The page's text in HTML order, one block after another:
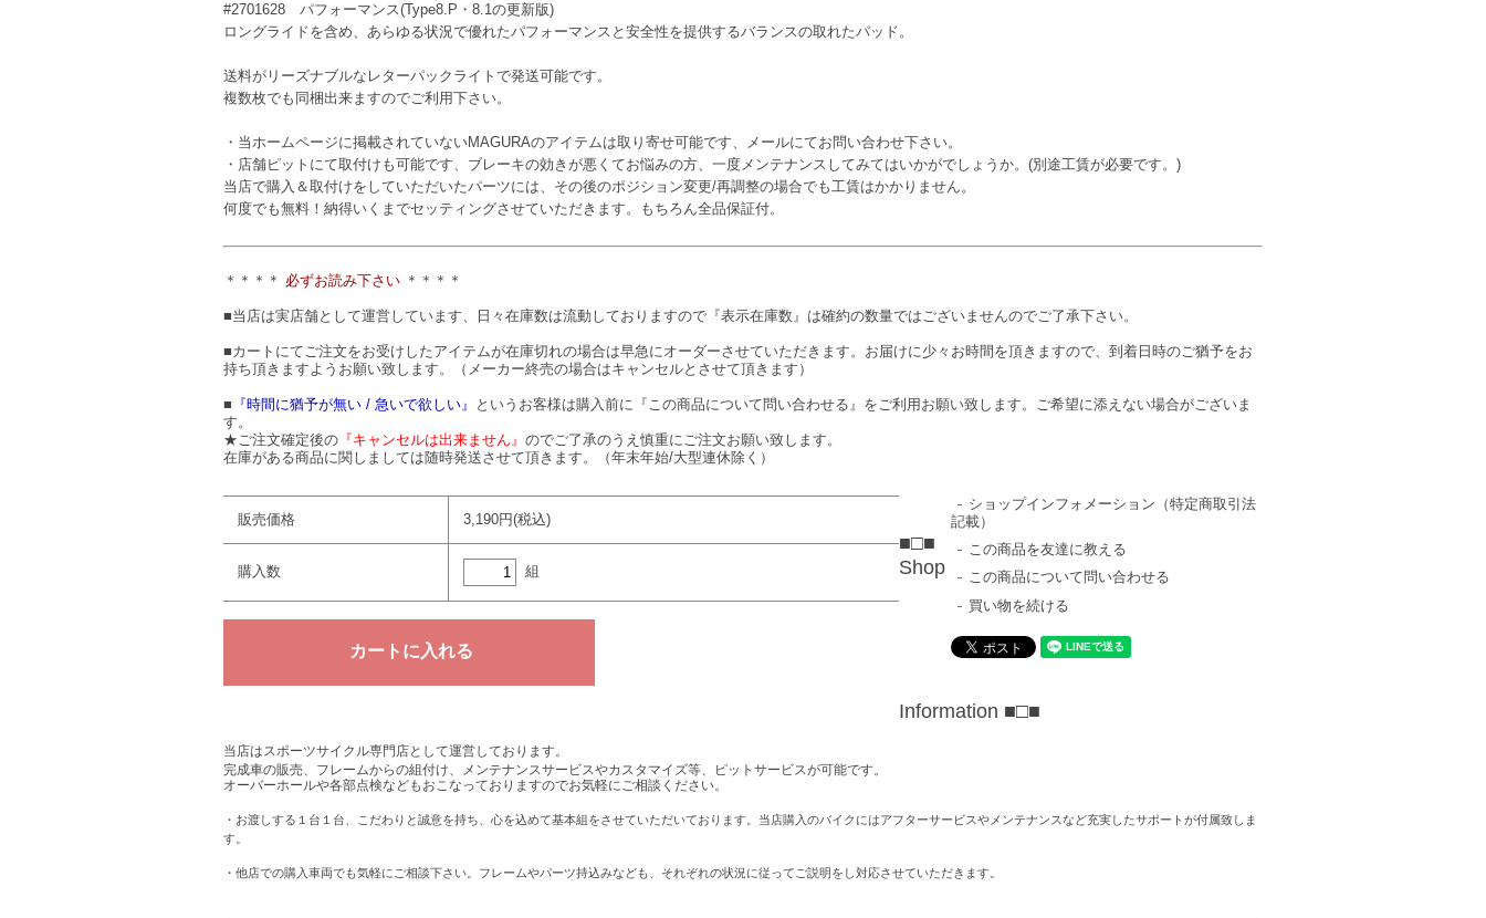
#2701628 パフォーマンス(Type8.P・8.1の更新版)
ロングライドを含め、あらゆる状況で優れたパフォーマンスと安全性を提供するバランスの取れたパッド。
送料がリーズナブルなレターパックライトで発送可能です。
複数枚でも同梱出来ますのでご利用下さい。
・当ホームページに掲載されていないMAGURAのアイテムは取り寄せ可能です、メールにてお問い合わせ下さい。
・店舗ピットにて取付けも可能です、ブレーキの効きが悪くてお悩みの方、一度メンテナンスしてみてはいかがでしょうか。(別途工賃が必要です。)
当店で購入＆取付けをしていただいたパーツには、その後のポジション変更/再調整の場合でも工賃はかかりません。
何度でも無料！納得いくまでセッティングさせていただきます。もちろん全品保証付。
＊＊＊＊ 必ずお読み下さい ＊＊＊＊
■当店は実店舗として運営しています、日々在庫数は流動しておりますので『表示在庫数』は確約の数量ではございませんのでご了承下さい。
■カートにてご注文をお受けしたアイテムが在庫切れの場合は早急にオーダーさせていただきます。お届けに少々お時間を頂きますので、到着日時のご猶予をお
持ち頂きますようお願い致します。（メーカー終売の場合はキャンセルとさせて頂きます）
■ 『時間に猶予が無い / 急いで欲しい』
というお客様は購入前に『この商品について問い合わせる』をご利用お願い致します。ご希望に添えない場合がございま
す。
★ご注文確定後の 『キャンセルは出来ません』 のでご了承のうえ慎重にご注文お願い致します。
在庫がある商品に関しましては随時発送させて頂きます。（年末年始/大型連休除く）
販売価格 3,190円(税込)
購入数 組
ショップインフォメーション（特定商取引法
記載）
この商品を友達に教える
この商品について問い合わせる
買い物を続ける
■□■
Shop
Information ■□■
当店はスポーツサイクル専門店として運営しております。
完成車の販売、フレームからの組付け、メンテナンスサービスやカスタマイズ等、ピットサービスが可能です。
オーバーホールや各部点検などもおこなっておりますのでお気軽にご相談ください。
・お渡しする１台１台、こだわりと誠意を持ち、心を込めて基本組をさせていただいております。当店購入のバイクにはアフターサービスやメンテナンスなど充実したサポートが付属致しま
す。
・他店での購入車両でも気軽にご相談下さい。フレームやパーツ持込みなども、それぞれの状況に従ってご説明をし対応させていただきます。